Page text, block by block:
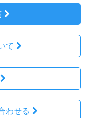
て
わせる